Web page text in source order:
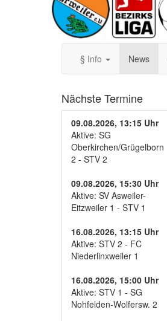
§ Info News
Nächste Termine
09.08.2026, 13:15 Uhr
Aktive: SG
Oberkirchen/Grügelborn
2 - STV 2
09.08.2026, 15:30 Uhr
Aktive: SV Asweiler-
Eitzweiler 1 - STV 1
16.08.2026, 13:15 Uhr
Aktive: STV 2 - FC
Niederlinxweiler 1
16.08.2026, 15:00 Uhr
Aktive: STV 1 - SG
Nohfelden-Wolfersw. 2